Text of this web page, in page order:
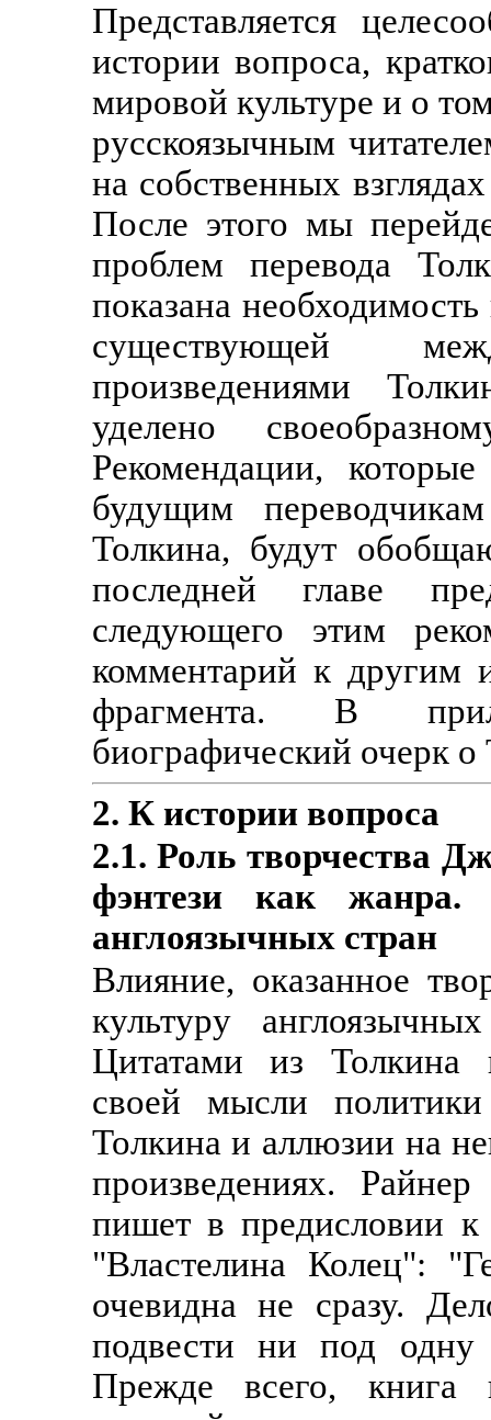
Представляется
истории вопроса,
мировой культуре и о
русскоязычным
на собственных
После этого мы
проблем перевода
показана
существующей
произведениями
уделено
Рекомендации,
будущим
Толкина, будут
последней главе
следующего этим
комментарий к другим
фрагмента. В
биографический очерк о
2. К истории вопроса
2.1. Роль творчества
фэнтези как жанра.
англоязычных стран
Влияние, оказанное
культуру
Цитатами из Толкина
своей мысли
Толкина и аллюзии на
произведениях.
пишет в предисловии к
"Властелина Колец":
очевидна не сразу.
подвести ни под одну
Прежде всего, книга